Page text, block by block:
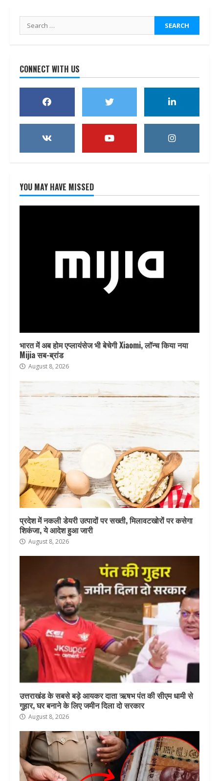
Search
for:
CONNECT WITH US
YOU MAY HAVE MISSED
भारत में अब होम एप्लायंसेज भी बेचेगी Xiaomi, लॉन्च किया नया
Mijia सब-ब्रांड
August 8, 2026
प्रदेश में नकली डेयरी उत्पादों पर सख्ती, मिलावटखोरों पर कसेगा
शिकंजा, ये आदेश हुआ जारी
August 8, 2026
उत्तराखंड के सबसे बड़े आयकर दाता ऋषभ पंत की सीएम धामी से
गुहार, घर बनाने के लिए जमीन दिला दो सरकार
August 8, 2026